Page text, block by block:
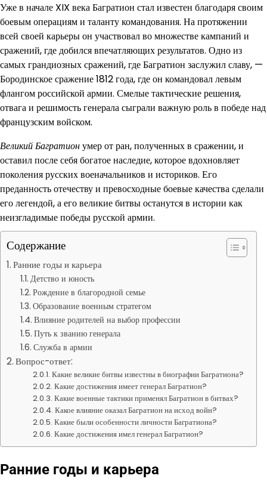
Уже в начале XIX века Багратион стал известен благодаря своим
боевым операциям и таланту командования. На протяжении
всей своей карьеры он участвовал во множестве кампаний и
сражений, где добился впечатляющих результатов. Одно из
самых грандиозных сражений, где Багратион заслужил славу, —
Бородинское сражение 1812 года, где он командовал левым
флангом российской армии. Смелые тактические решения,
отвага и решимость генерала сыграли важную роль в победе над
французским войском.
Великий Багратионумер от ран, полученных в сражении, и
оставил после себя богатое наследие, которое вдохновляет
поколения русских военачальников и историков. Его
преданность отечеству и превосходные боевые качества сделали
его легендой, а его великие битвы останутся в истории как
неизгладимые победы русской армии.
Содержание
Ранние годы и карьера
Детство и юность
Рождение в благородной семье
Образование военным стратегом
Влияние родителей на выбор профессии
Путь к званию генерала
Служба в армии
Вопрос-ответ:
Какие великие битвы известны в биографии Багратиона?
Какие достижения имеет генерал Багратион?
Какие военные тактики применял Багратион в битвах?
Какое влияние оказал Багратион на исход войн?
Какие были особенности личности Багратиона?
Какие достижения имел генерал Багратион?
Ранние годы и карьера